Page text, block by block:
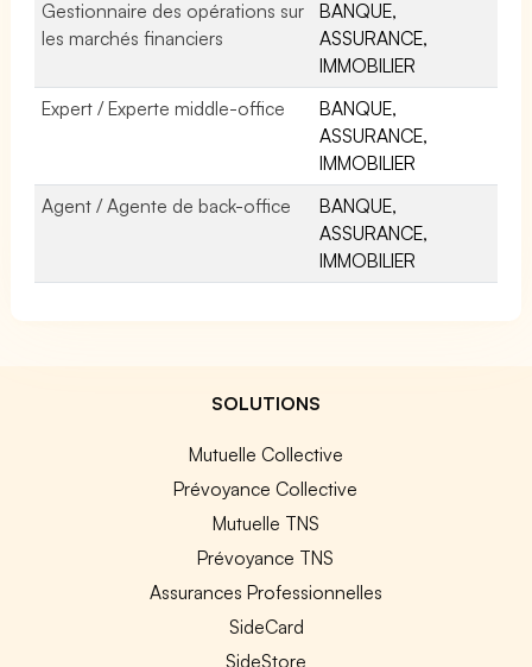
Gestionnaire des opérations sur
les marchés financiers
BANQUE,
ASSURANCE,
IMMOBILIER
Expert / Experte middle-office
BANQUE,
ASSURANCE,
IMMOBILIER
Agent / Agente de back-office
BANQUE,
ASSURANCE,
IMMOBILIER
SOLUTIONS
Mutuelle Collective
Prévoyance Collective
Mutuelle TNS
Prévoyance TNS
Assurances Professionnelles
SideCard
SideStore